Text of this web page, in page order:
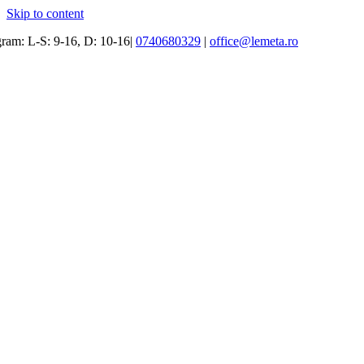
Skip to content
L-S: 9-16, D: 10-16| 0740680329 | office@lemeta.ro